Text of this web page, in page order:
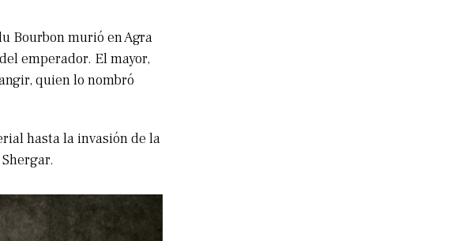
Bourbon murió en Agra
emperador. El mayor,
quien lo nombró
hasta la invasión de la